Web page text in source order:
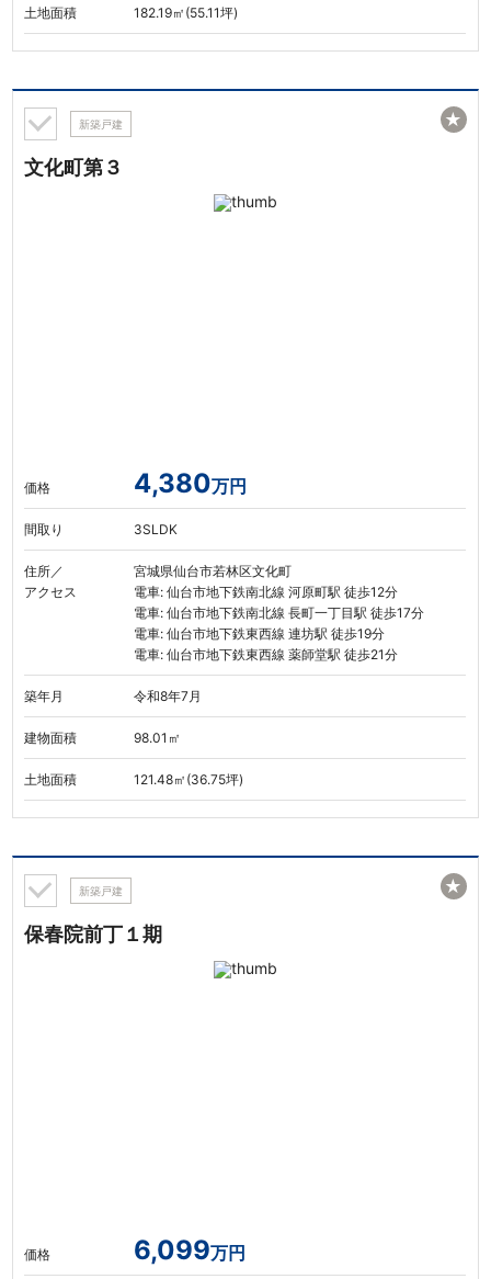
土地面積 182.19㎡(55.11坪)
新築戸建
文化町第３
価格 4,380万円
間取り 3SLDK
住所／
アクセス
宮城県仙台市若林区文化町
電車: 仙台市地下鉄南北線 河原町駅 徒歩12分
電車: 仙台市地下鉄南北線 長町一丁目駅 徒歩17分
電車: 仙台市地下鉄東西線 連坊駅 徒歩19分
電車: 仙台市地下鉄東西線 薬師堂駅 徒歩21分
築年月 令和8年7月
建物面積 98.01㎡
土地面積 121.48㎡(36.75坪)
★
新築戸建
保春院前丁１期
価格 6,099万円
★